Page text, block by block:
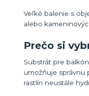
Veľké balenie s
alebo
Prečo si
Substrát pre
umožňuje správnu
rastlín neustále